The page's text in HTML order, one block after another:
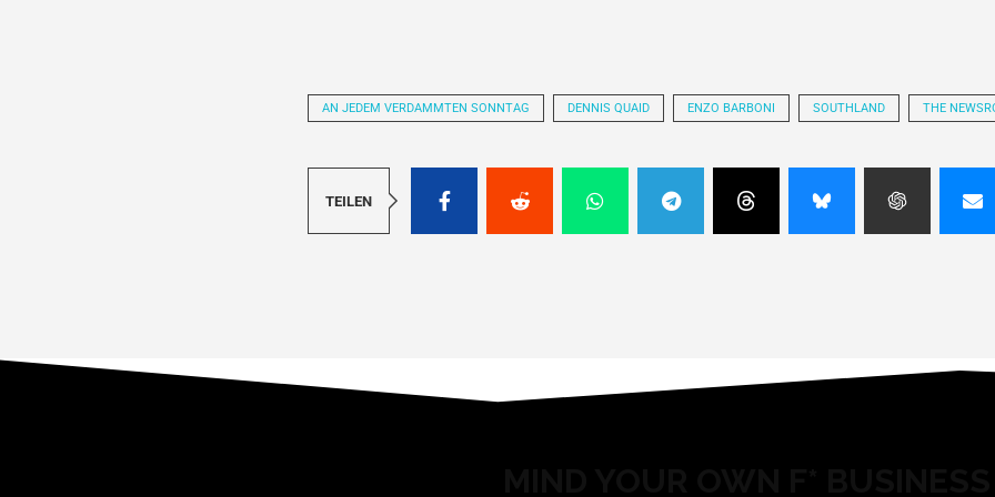
AN JEDEM VERDAMMTEN SONNTAG DENNIS QUAID ENZO BARBONI SOUTHLAND THE
TEILEN